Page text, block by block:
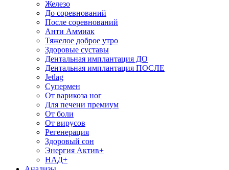
Железо
До соревнований
После соревнований
Анти Аммиак
Тяжелое доброе утро
Здоровые суставы
Дентальная имплантация ДО
Дентальная имплантация ПОСЛЕ
Jetlag
Супермен
От варикоза ног
Для печени премиум
От боли
От вирусов
Регенерация
Здоровый сон
Энергия Актив+
НАД+